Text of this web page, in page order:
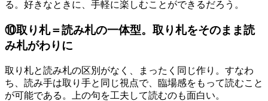
る。好きなときに、手軽に楽しむことができるだろう。
⑩取り札＝読み札の一体型。取り札をそのまま読
み札がわりに
取り札と読み札の区別がなく、まったく同じ作り。すなわ
ち、読み手は取り手と同じ視点で、臨場感をもって読むこと
が可能である。上の句を工夫して読むのも面白い。